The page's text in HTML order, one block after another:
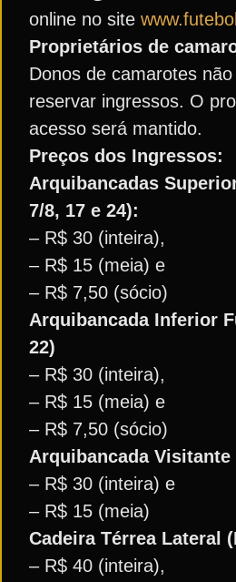
online no site
Proprietários de
Donos de camarotes
reservar ingressos. O
acesso será mantido.
Preços dos Ingressos:
Arquibancadas
7/8, 17 e 24):
– R$ 30 (inteira),
– R$ 15 (meia) e
– R$ 7,50 (sócio)
Arquibancada Inferior
22)
– R$ 30 (inteira),
– R$ 15 (meia) e
– R$ 7,50 (sócio)
Arquibancada Visitante
– R$ 30 (inteira) e
– R$ 15 (meia)
Cadeira Térrea Lateral
– R$ 40 (inteira),